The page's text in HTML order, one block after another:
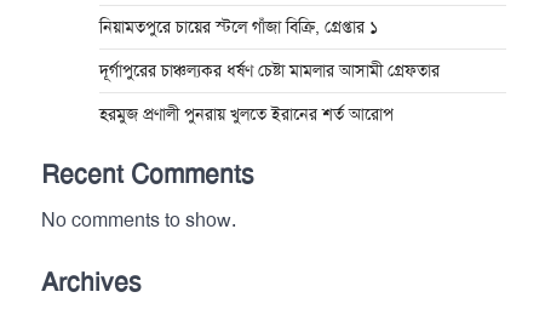
নিয়ামতপুরে চায়ের স্টলে গাঁজা বিক্রি, গ্রেপ্তার ১
দূর্গাপুরের চাঞ্চল্যকর ধর্ষণ চেষ্টা মামলার আসামী গ্রেফতার
হরমুজ প্রণালী পুনরায় খুলতে ইরানের শর্ত আরোপ
Recent Comments
No comments to show.
Archives